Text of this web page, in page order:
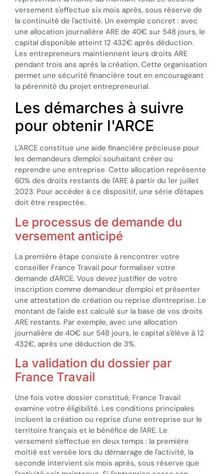
versement s'effectue six mois après, sous réserve de
la continuité de l'activité. Un exemple concret : avec
une allocation journalière ARE de 40€ sur 548 jours, le
capital disponible atteint 12 432€ après déduction.
Les entrepreneurs maintiennent leurs droits ARE
pendant trois ans après la création. Cette organisation
permet une sécurité financière tout en encourageant
la pérennité du projet entrepreneurial.
Les démarches à suivre
pour obtenir l'ARCE
L'ARCE constitue une aide financière précieuse pour
les demandeurs d'emploi souhaitant créer ou
reprendre une entreprise. Cette allocation représente
60% des droits restants de l'ARE à partir du 1er juillet
2023. Pour accéder à ce dispositif, une série d'étapes
doit être respectée.
Le processus de demande du
versement anticipé
La première étape consiste à rencontrer votre
conseiller France Travail pour formaliser votre
demande d'ARCE. Vous devez justifier de votre
inscription comme demandeur d'emploi et présenter
une attestation de création ou reprise d'entreprise. Le
montant de l'aide est calculé sur la base de vos droits
ARE restants. Par exemple, avec une allocation
journalière de 40€ sur 548 jours, le capital s'élève à 12
432€, après une déduction de 3%.
La validation du dossier par
France Travail
Une fois votre dossier constitué, France Travail
examine votre éligibilité. Les conditions principales
incluent la création ou reprise d'une entreprise sur le
territoire français et le bénéfice de l'ARE. Le
versement s'effectue en deux temps : la première
moitié est versée lors du démarrage de l'activité, la
seconde intervient six mois après, sous réserve que